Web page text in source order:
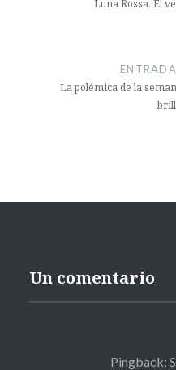
entradasLuna Rossa. El
La polémica de la
Un comentario
Pingback: